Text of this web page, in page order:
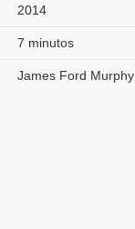
2014
7 minutos
James Ford Murphy